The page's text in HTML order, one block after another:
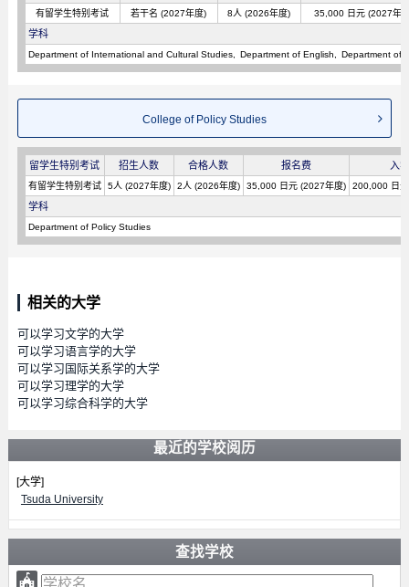
有留学生特别考试 若干名 (2027年度) 8人 (2026年度) 35,000 日元 (2027年
学科
Department of International and Cultural Studies Department of English Department of
College of Policy Studies
留学生特别考试 招生人数 合格人数 报名费 入
有留学生特别考试 5人 (2027年度) 2人 (2026年度) 35,000 日元 (2027年度) 200,000 日
学科
Department of Policy Studies
相关的大学
可以学习文学的大学
可以学习语言学的大学
可以学习国际关系学的大学
可以学习理学的大学
可以学习综合科学的大学
最近的学校阅历
[大学]
Tsuda University
查找学校